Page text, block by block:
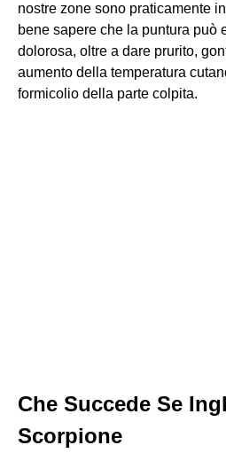
nostre zone sono praticamente
bene sapere che la puntura può
dolorosa, oltre a dare prurito,
aumento della temperatura
formicolio della parte colpita.
Che Succede Se
Scorpione